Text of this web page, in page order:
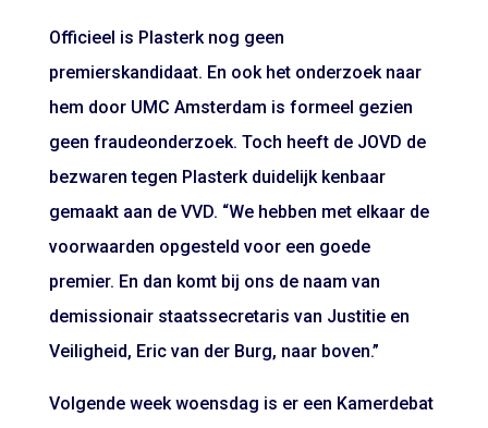
Officieel is Plasterk nog geen
premierskandidaat. En ook het onderzoek naar
hem door UMC Amsterdam is formeel gezien
geen fraudeonderzoek. Toch heeft de JOVD de
bezwaren tegen Plasterk duidelijk kenbaar
gemaakt aan de VVD. “We hebben met elkaar de
voorwaarden opgesteld voor een goede
premier. En dan komt bij ons de naam van
demissionair staatssecretaris van Justitie en
Veiligheid, Eric van der Burg, naar boven.”
Volgende week woensdag is er een Kamerdebat